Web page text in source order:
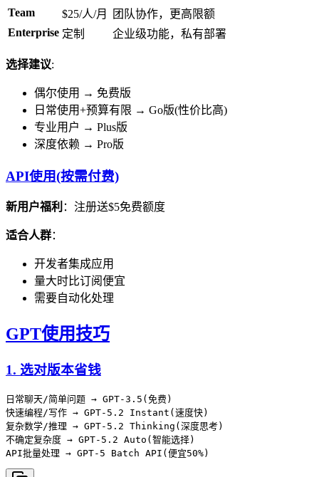
Team
$25/人/月
团队协作，更高限额
Enterprise 定制 企业级功能，私有部署
选择建议:
偶尔使用 → 免费版
日常使用+预算有限 → Go版(性价比高)
专业用户 → Plus版
深度依赖 → Pro版
API使用(按需付费)
新用户福利 ：注册送$5免费额度
适合人群：
开发者集成应用
量大时比订阅便宜
需要自动化处理
GPT使用技巧
1. 选对版本省钱
日常聊天/简单问题 → GPT-3.5(免费)
快速编程/写作 → GPT-5.2 Instant(速度快)
复杂数学/推理 → GPT-5.2 Thinking(深度思考)
不确定复杂度 → GPT-5.2 Auto(智能选择)